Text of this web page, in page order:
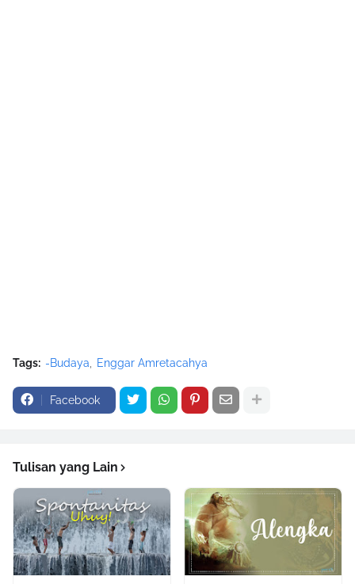
Tags: -Budaya Enggar Amretacahya
Facebook
Tulisan yang Lain